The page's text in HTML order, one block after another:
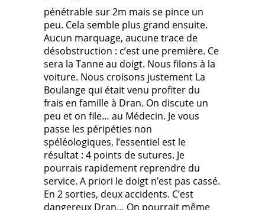
pénétrable sur 2m mais se pince un
peu. Cela semble plus grand ensuite.
Aucun marquage, aucune trace de
désobstruction : c’est une première. Ce
sera la Tanne au doigt. Nous filons à la
voiture. Nous croisons justement La
Boulange qui était venu profiter du
frais en famille à Dran. On discute un
peu et on file… au Médecin. Je vous
passe les péripéties non
spéléologiques, l’essentiel est le
résultat : 4 points de sutures. Je
pourrais rapidement reprendre du
service. A priori le doigt n’est pas cassé.
En 2 sorties, deux accidents. C’est
dangereux Dran… On pourrait même